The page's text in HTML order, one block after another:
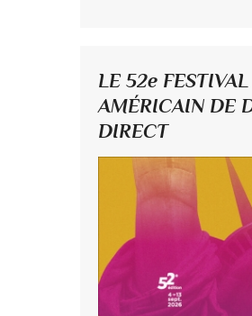
LE 52e
AMÉRICAIN DE
DIRECT